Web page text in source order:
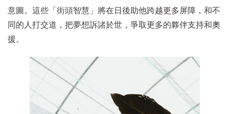
意圖。這些「街頭智慧」將在日後助他跨越更多屏障，和不
同的人打交道，把夢想訴諸於世，爭取更多的夥伴支持和奧
援。